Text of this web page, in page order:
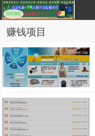
赚钱项目